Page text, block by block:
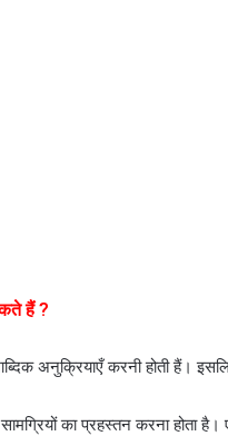
हैं ?
अनुक्रियाएँ करनी होती हैं।
का प्रहस्तन करना होता